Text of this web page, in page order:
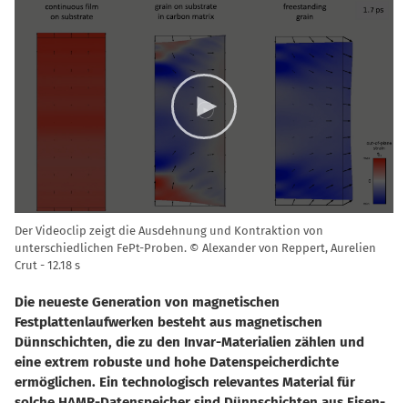
Video
Player
Der Videoclip zeigt die Ausdehnung und Kontraktion von
unterschiedlichen FePt-Proben. © Alexander von Reppert, Aurelien
Crut
12.18 s
Die neueste Generation von magnetischen
Festplattenlaufwerken besteht aus magnetischen
Dünnschichten, die zu den Invar-Materialien zählen und
eine extrem robuste und hohe Datenspeicherdichte
ermöglichen. Ein technologisch relevantes Material für